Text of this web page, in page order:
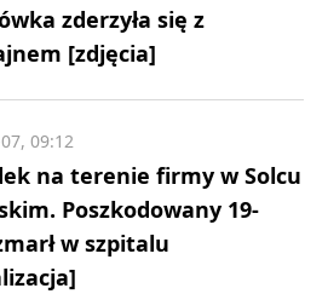
zderzyła się z
[zdjęcia]
na terenie firmy w Solcu
Poszkodowany 19-
w szpitalu
09:12